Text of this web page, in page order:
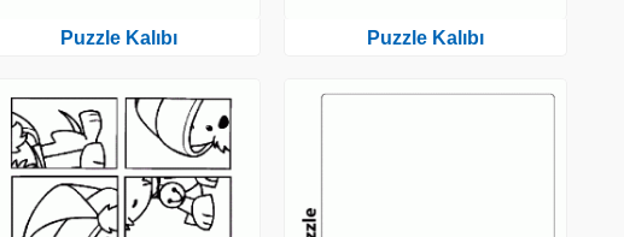
Puzzle Kalıbı Puzzle Kalıbı